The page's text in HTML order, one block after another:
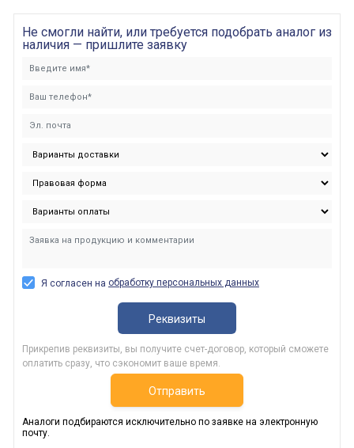
Не смогли найти, или требуется подобрать аналог из
наличия — пришлите заявку
Я согласен на обработку персональных данных
Реквизиты
Прикрепив реквизиты, вы получите счет-договор, который сможете
оплатить сразу, что сэкономит ваше время.
Отправить
Аналоги подбираются исключительно по заявке на электронную
почту.